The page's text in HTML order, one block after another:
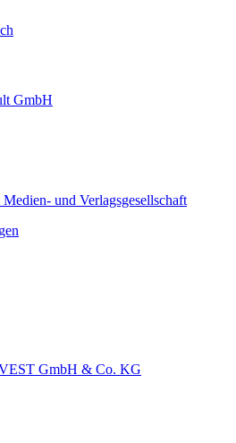
GmbH
und Verlagsgesellschaft
GmbH & Co. KG